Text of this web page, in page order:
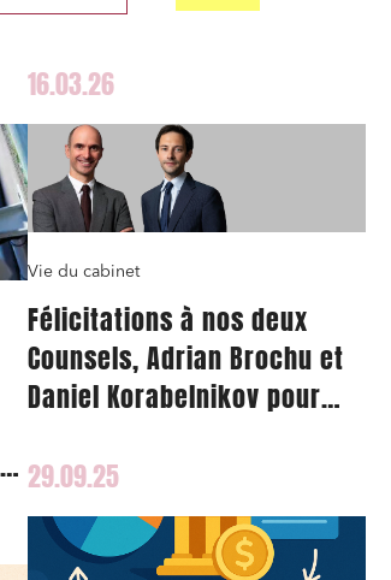
16.03.26
Vie du cabinet
Félicitations à nos deux
Counsels, Adrian Brochu et
Daniel Korabelnikov pour
29.09.25